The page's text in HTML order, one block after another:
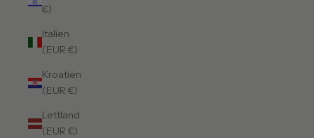
€)
Italien
(EUR €)
Kroatien
(EUR €)
Lettland
(EUR €)